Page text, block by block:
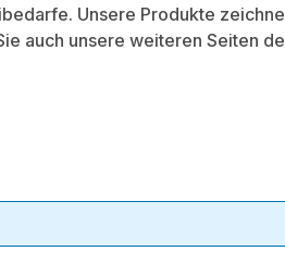
Unsere Produkte
auch unsere weiteren Seiten